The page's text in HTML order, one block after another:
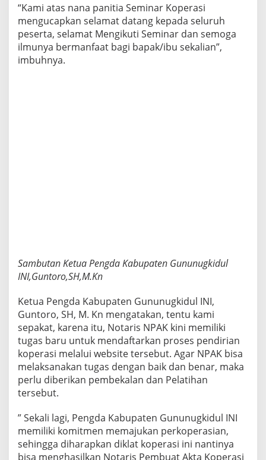
“Kami atas nana panitia Seminar Koperasi
mengucapkan selamat datang kepada seluruh
peserta, selamat Mengikuti Seminar dan semoga
ilmunya bermanfaat bagi bapak/ibu sekalian”,
imbuhnya.
Sambutan Ketua Pengda Kabupaten Gununugkidul
INI,Guntoro,SH,M.Kn
Ketua Pengda Kabupaten Gununugkidul INI,
Guntoro, SH, M. Kn mengatakan, tentu kami
sepakat, karena itu, Notaris NPAK kini memiliki
tugas baru untuk mendaftarkan proses pendirian
koperasi melalui website tersebut. Agar NPAK bisa
melaksanakan tugas dengan baik dan benar, maka
perlu diberikan pembekalan dan Pelatihan
tersebut.
” Sekali lagi, Pengda Kabupaten Gununugkidul INI
memiliki komitmen memajukan perkoperasian,
sehingga diharapkan diklat koperasi ini nantinya
bisa menghasilkan Notaris Pembuat Akta Koperasi